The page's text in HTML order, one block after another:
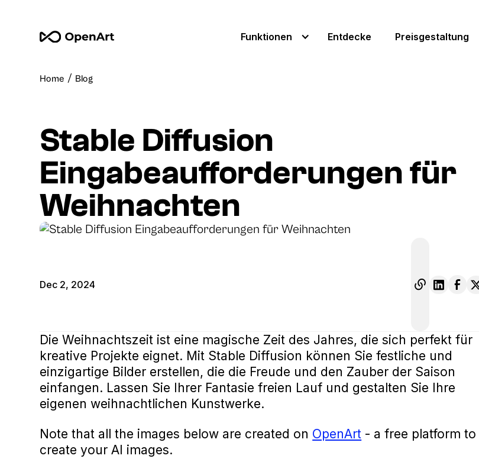
Funktionen Entdecke Preisgestaltung
Home / Blog
Stable Diffusion
Eingabeaufforderungen für
Weihnachten
Dec 2, 2024
Die Weihnachtszeit ist eine magische Zeit des Jahres, die sich perfekt für
kreative Projekte eignet. Mit Stable Diffusion können Sie festliche und
einzigartige Bilder erstellen, die die Freude und den Zauber der Saison
einfangen. Lassen Sie Ihrer Fantasie freien Lauf und gestalten Sie Ihre
eigenen weihnachtlichen Kunstwerke.
Note that all the images below are created on OpenArt - a free platform to
create your AI images.